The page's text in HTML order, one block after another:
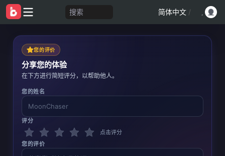
搜索 简体中文 /
您的评价
分享您的体验
在下方进行简短评分，以帮助他人。
您的姓名
评分
点击评分
您的评价